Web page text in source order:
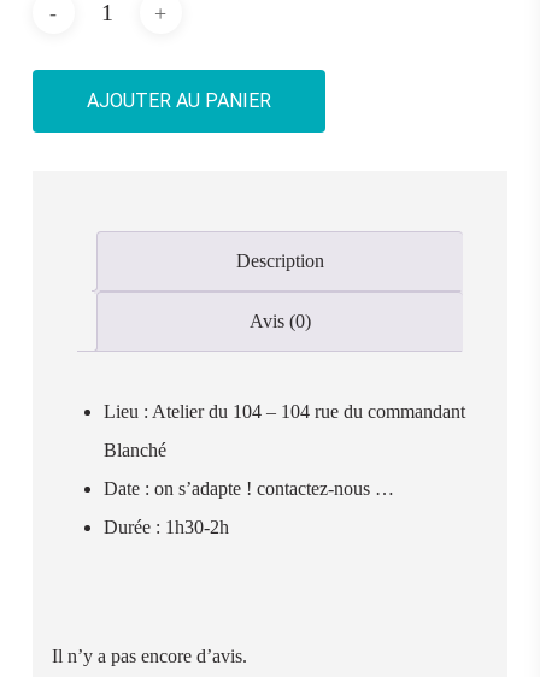
AJOUTER AU PANIER
Description
Avis (0)
Lieu : Atelier du 104 – 104 rue du commandant
Blanché
Date : on s’adapte ! contactez-nous …
Durée : 1h30-2h
Il n’y a pas encore d’avis.